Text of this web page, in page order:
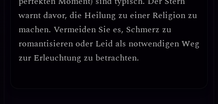
warnt davor, die Heilung zu einer Religion zu
machen. Vermeiden Sie es, Schmerz zu
romantisieren oder Leid als notwendigen Weg
zur Erleuchtung zu betrachten.